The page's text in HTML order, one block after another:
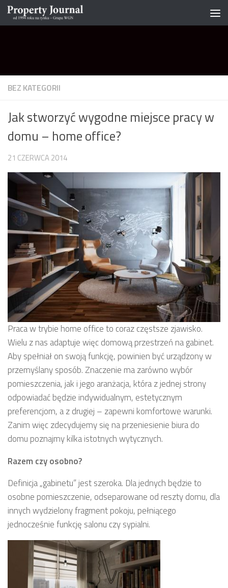
Skip to content
BEZ KATEGORII
Jak stworzyć wygodne miejsce pracy w
domu – home office?
21 CZERWCA 2014
Praca w trybie home office to coraz częstsze zjawisko.
Wielu z nas adaptuje więc domową przestrzeń na gabinet.
Aby spełniał on swoją funkcję, powinien być urządzony w
przemyślany sposób. Znaczenie ma zarówno wybór
pomieszczenia, jak i jego aranżacja, która z jednej strony
odpowiadać będzie indywidualnym, estetycznym
preferencjom, a z drugiej – zapewni komfortowe warunki.
Zanim więc zdecydujemy się na przeniesienie biura do
domu poznajmy kilka istotnych wytycznych.
Razem czy osobno?
Definicja „gabinetu” jest szeroka. Dla jednych będzie to
osobne pomieszczenie, odseparowane od reszty domu, dla
innych wydzielony fragment pokoju, pełniącego
jednocześnie funkcję salonu czy sypialni.